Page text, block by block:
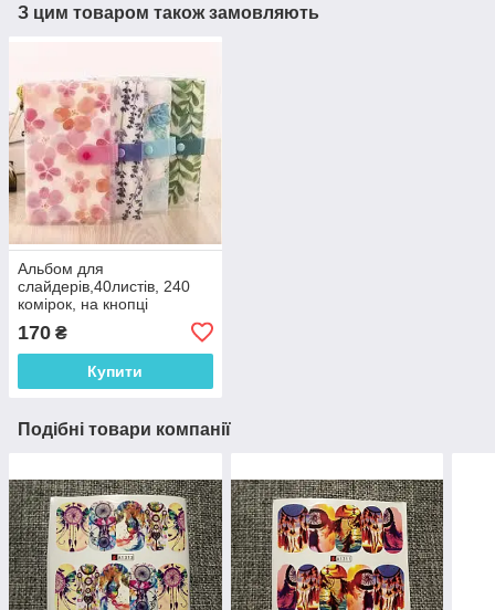
З цим товаром також замовляють
Альбом для
слайдерів,40листів, 240
комірок, на кнопці
170 ₴
Купити
Подібні товари компанії